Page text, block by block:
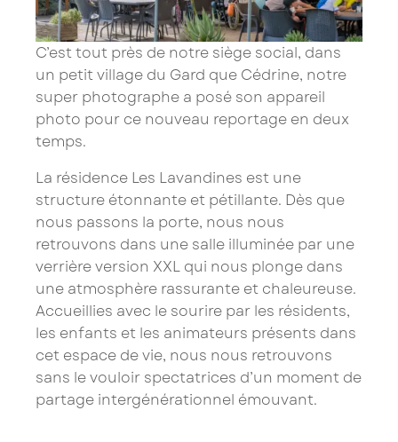
C’est tout près de notre siège social, dans
un petit village du Gard que Cédrine, notre
super photographe a posé son appareil
photo pour ce nouveau reportage en deux
temps.
La résidence Les Lavandines est une
structure étonnante et pétillante. Dès que
nous passons la porte, nous nous
retrouvons dans une salle illuminée par une
verrière version XXL qui nous plonge dans
une atmosphère rassurante et chaleureuse.
Accueillies avec le sourire par les résidents,
les enfants et les animateurs présents dans
cet espace de vie, nous nous retrouvons
sans le vouloir spectatrices d’un moment de
partage intergénérationnel émouvant.